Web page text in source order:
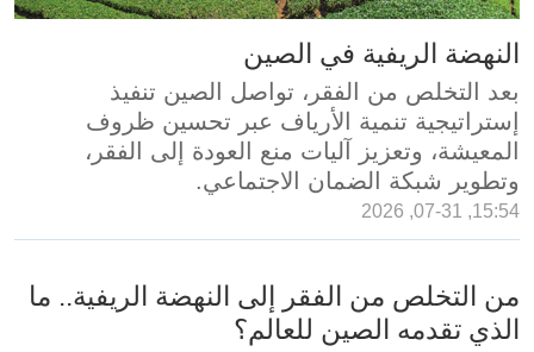
النهضة الريفية في الصين
بعد التخلص من الفقر، تواصل الصين تنفيذ
إستراتيجية تنمية الأرياف عبر تحسين ظروف
المعيشة، وتعزيز آليات منع العودة إلى الفقر،
وتطوير شبكة الضمان الاجتماعي.
15:54, 07-31, 2026
من التخلص من الفقر إلى النهضة الريفية.. ما
الذي تقدمه الصين للعالم؟